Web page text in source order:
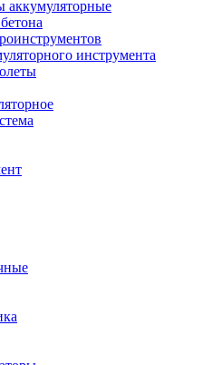
аккумуляторные
инструмента